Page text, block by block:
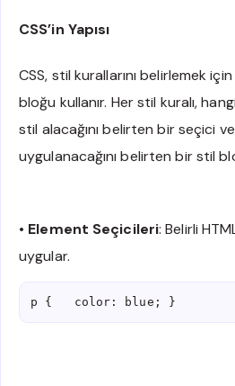
CSS’in Yapısı
CSS, stil kurallarını belirlemek
bloğu kullanır. Her stil kuralı,
stil alacağını belirten bir seçici
uygulanacağını belirten bir stil
• Element Seçicileri: Belirli
uygular.
p {   color: blue; }